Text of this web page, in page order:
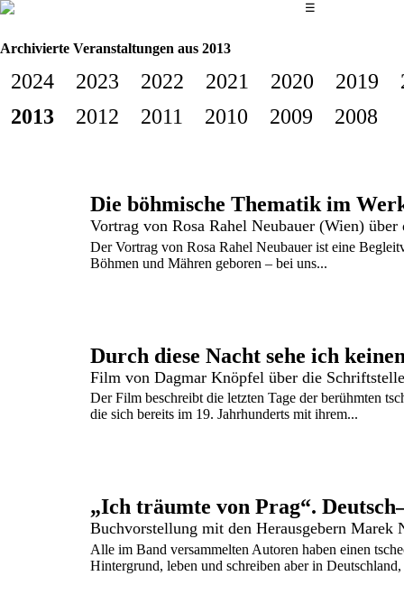
Das
☰
Archivierte Veranstaltungen aus 2013
2024 2023 2022 2021 2020 2019
2013
2012 2011 2010 2009 2008
Die böhmische Thematik im
Der Vortrag von Rosa Rahel Neubauer ist eine
Böhmen und Mähren geboren – bei uns...
Durch diese Nacht sehe ich
Film von Dagmar Knöpfel über die
Der Film beschreibt die letzten Tage der berühmten
die sich bereits im 19. Jahrhunderts mit ihrem...
Alle im Band versammelten Autoren haben einen
Hintergrund, leben und schreiben aber in